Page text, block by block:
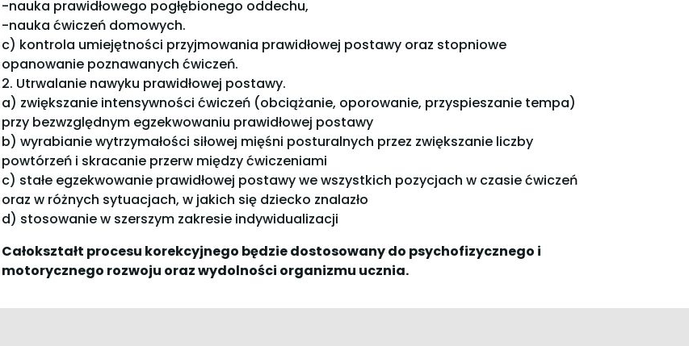
-nauka prawidłowego pogłębionego oddechu,
-nauka ćwiczeń domowych.
c) kontrola umiejętności przyjmowania prawidłowej postawy oraz stopniowe
opanowanie poznawanych ćwiczeń.
2. Utrwalanie nawyku prawidłowej postawy.
a) zwiększanie intensywności ćwiczeń (obciążanie, oporowanie, przyspieszanie tempa)
przy bezwzględnym egzekwowaniu prawidłowej postawy
b) wyrabianie wytrzymałości siłowej mięśni posturalnych przez zwiększanie liczby
powtórzeń i skracanie przerw między ćwiczeniami
c) stałe egzekwowanie prawidłowej postawy we wszystkich pozycjach w czasie ćwiczeń
oraz w różnych sytuacjach, w jakich się dziecko znalazło
d) stosowanie w szerszym zakresie indywidualizacji
Całokształt procesu korekcyjnego będzie dostosowany do psychofizycznego i
motorycznego rozwoju oraz wydolności organizmu ucznia.